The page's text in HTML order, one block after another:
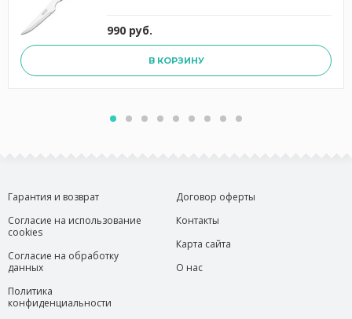
990 руб.
В КОРЗИНУ
Гарантия и возврат
Согласие на использование
cookies
Согласие на обработку
данных
Политика
конфиденциальности
Договор оферты
Контакты
Карта сайта
О нас